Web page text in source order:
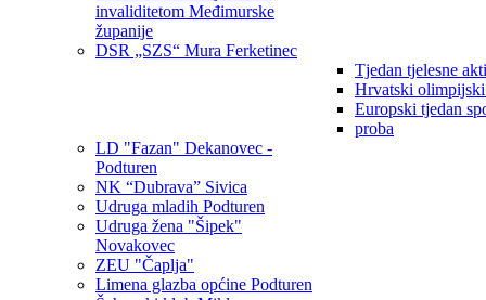
invaliditetom Međimurske
županije
DSR „SZS“ Mura Ferketinec
Tjedan tjelesne
Hrvatski
Europski tjedan
proba
LD "Fazan" Dekanovec -
Podturen
NK “Dubrava” Sivica
Udruga mladih Podturen
Udruga žena "Šipek"
Novakovec
ZEU "Čaplja"
Limena glazba općine Podturen